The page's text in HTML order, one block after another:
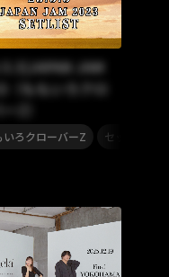
JAM
（ももいろクロ
いろクローバーZ セットリスト